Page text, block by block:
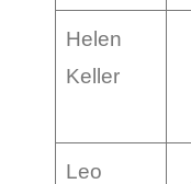
Helen
Keller
Leo